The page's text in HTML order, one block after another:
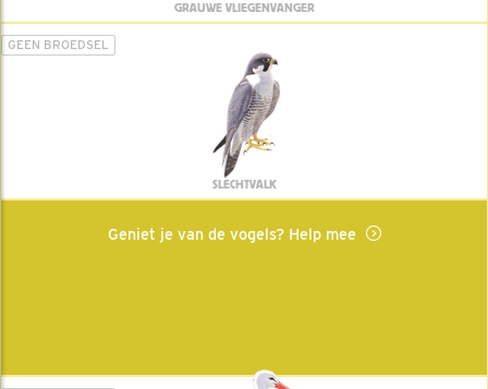
GRAUWE VLIEGENVANGER
GEEN BROEDSEL
SLECHTVALK
Geniet je van de vogels? Help mee